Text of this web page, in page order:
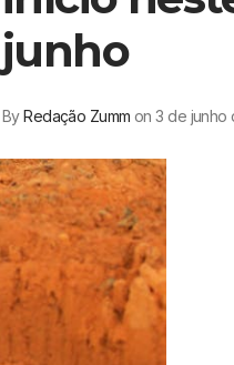
junho
ByRedação Zumm on 3 de junho